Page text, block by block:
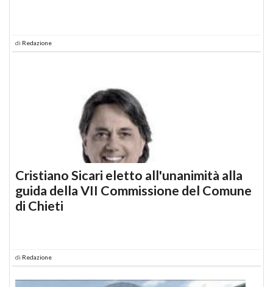
di Redazione
Cristiano Sicari eletto all'unanimità alla
guida della VII Commissione del Comune
di Chieti
di Redazione